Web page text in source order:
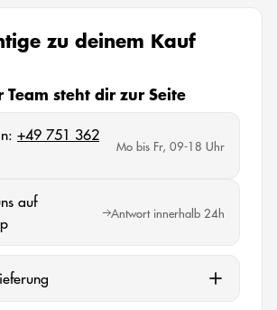
zu deinem Kauf
Team steht dir zur Seite
+49 751 362
Mo bis Fr, 09-18 Uhr
auf
Antwort innerhalb 24h